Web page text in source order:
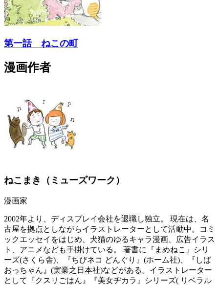
第一話 ねこの町
漫画作者
ねこまき（ミューズワーク）
漫画家
2002年より、ディスプレイ会社を退職し独立。 現在は、名
古屋を拠点としながらイラストレーターとして活動中。コミ
ックエッセイをはじめ、犬猫のゆるキャラ漫画、広告イラス
ト、アニメなども手掛けている。 著書に『まめねこ』シリ
ーズ(さくら舎)、『ちびネコ どんぐり』(ホーム社)、『しば
おっちゃん』(実業之日本社)などがある。イラストレーター
として『クスリごはん』『美女ヂカラ』シリーズ( リベラル